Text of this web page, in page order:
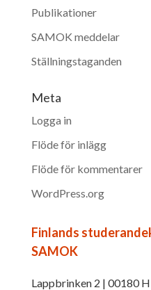
Publikationer
SAMOK meddelar
Ställningstaganden
Meta
Logga in
Flöde för inlägg
Flöde för kommentarer
WordPress.org
Finlands
SAMOK
Lappbrinken 2 | 00180